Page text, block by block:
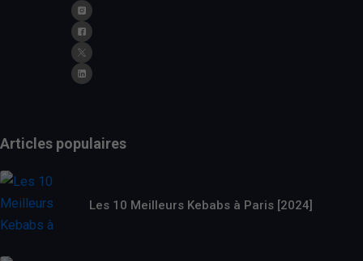
Articles populaires
Les 10 Meilleurs Kebabs à Paris [2024]